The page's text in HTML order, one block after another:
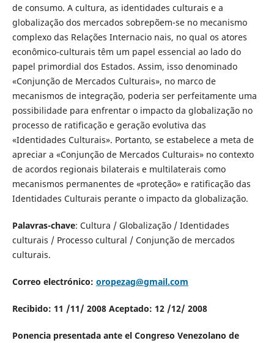
de consumo. A cultura, as identidades culturais e a
globalização dos mercados sobrepõem-se no mecanismo
complexo das Relações Internacio nais, no qual os atores
econômico-culturais têm um papel essencial ao lado do
papel primordial dos Estados. Assim, isso denominado
«Conjunção de Mercados Culturais», no marco de
mecanismos de integração, poderia ser perfeitamente uma
possibilidade para enfrentar o impacto da globalização no
processo de ratificação e geração evolutiva das
«Identidades Culturais». Portanto, se estabelece a meta de
apreciar a «Conjunção de Mercados Culturais» no contexto
de acordos regionais bilaterais e multilaterais como
mecanismos permanentes de «proteção» e ratificação das
Identidades Culturais perante o impacto da globalização.
Palavras-chave: Cultura / Globalização / Identidades
culturais / Processo cultural / Conjunção de mercados
culturais.
Correo electrónico: oropezag@gmail.com
Recibido: 11 /11/ 2008 Aceptado: 12 /12/ 2008
Ponencia presentada ante el Congreso Venezolano de